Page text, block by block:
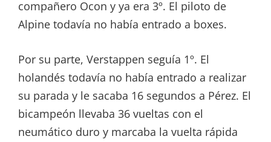
compañero Ocon y ya era 3º. El piloto de
Alpine todavía no había entrado a boxes.
Por su parte, Verstappen seguía 1º. El
holandés todavía no había entrado a realizar
su parada y le sacaba 16 segundos a Pérez. El
bicampeón llevaba 36 vueltas con el
neumático duro y marcaba la vuelta rápida